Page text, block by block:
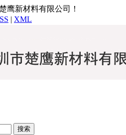
鹰新材料有限公司！
| XML